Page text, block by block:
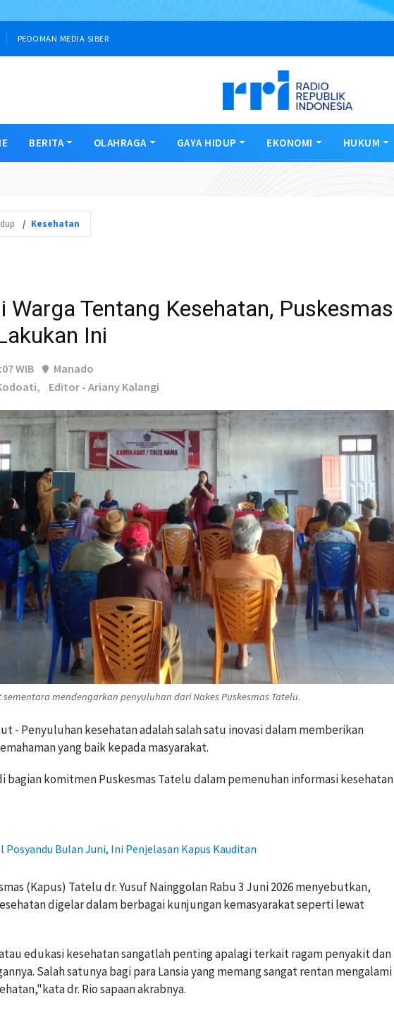
PEDOMAN MEDIA SIBER
BERITA OLAHRAGA GAYA HIDUP EKONOMI HUKUM
Kesehatan
Warga Tentang Kesehatan, Puskesmas
Ini
WIB
Manado
Editor - Ariany Kalangi
sementara mendengarkan penyuluhan dari Nakes Puskesmas Tatelu.
- Penyuluhan kesehatan adalah salah satu inovasi dalam memberikan
yang baik kepada masyarakat.
bagian komitmen Puskesmas Tatelu dalam pemenuhan informasi kesehatan
Posyandu Bulan Juni, Ini Penjelasan Kapus Kauditan
(Kapus) Tatelu dr. Yusuf Nainggolan Rabu 3 Juni 2026 menyebutkan,
digelar dalam berbagai kunjungan kemasyarakat seperti lewat
edukasi kesehatan sangatlah penting apalagi terkait ragam penyakit dan
Salah satunya bagi para Lansia yang memang sangat rentan mengalami
dr. Rio sapaan akrabnya.